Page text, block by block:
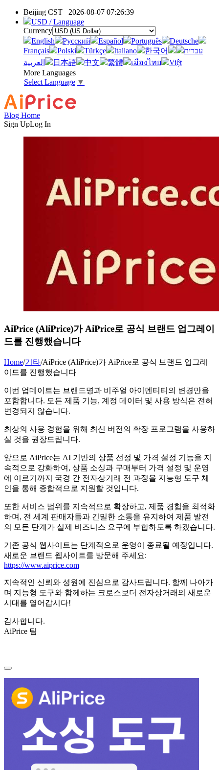
Beijing CST 2026-08-07 07:26:39
USD / Language
Currency
English
Pусский Español Português
Deutsche
Français
Polski Türkçe Italiano 한국어
עברית
العربية
日本語 中文 繁體 เมืองไทย
Việt
More Languages
Select Language ▼
Blog Home
Sign UpLog In
AiPrice (AliPrice)가 AiPrice로 공식 브랜드 업그레이
드를 진행했습니다
Home/기타/AiPrice (AliPrice)가 AiPrice로 공식 브랜드 업그레
이드를 진행했습니다
이번 업데이트는 브랜드명과 비주얼 아이덴티티의 변경만을
포함합니다. 모든 제품 기능, 계정 데이터 및 사용 방식은 전혀
변경되지 않습니다.
최상의 사용 경험을 위해 최신 버전의 확장 프로그램을 사용하
실 것을 권장드립니다.
앞으로 AiPrice는 AI 기반의 상품 선정 및 가격 설정 기능을 지
속적으로 강화하여, 상품 소싱과 구매부터 가격 설정 및 운영
에 이르기까지 국경 간 전자상거래 전 과정을 지능형 도구 체
인을 통해 종합적으로 지원할 것입니다.
또한 서비스 범위를 지속적으로 확장하고, 제품 경험을 최적화
하며, 전 세계 판매자들과 긴밀한 소통을 유지하여 제품 발전
의 모든 단계가 실제 비즈니스 요구에 부합하도록 하겠습니다.
기존 공식 웹사이트는 단계적으로 운영이 종료될 예정입니다.
새로운 브랜드 웹사이트를 방문해 주세요:
https://www.aiprice.com
지속적인 신뢰와 성원에 진심으로 감사드립니다. 함께 나아가
며 지능형 도구와 함께하는 크로스보더 전자상거래의 새로운
시대를 열어갑시다!
감사합니다.
AiPrice 팀